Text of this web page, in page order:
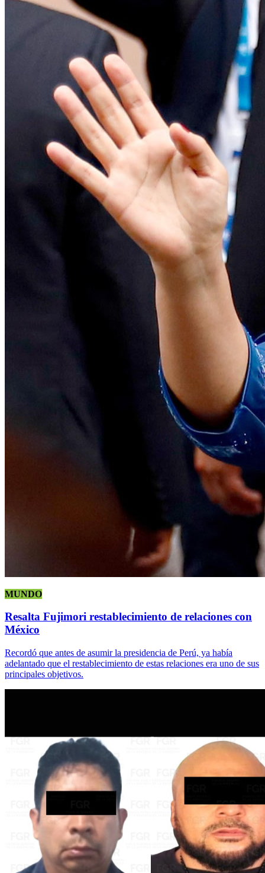
MUNDO
Resalta Fujimori restablecimiento de relaciones con
México
Recordó que antes de asumir la presidencia de Perú, ya había
adelantado que el restablecimiento de estas relaciones era uno de sus
principales objetivos.